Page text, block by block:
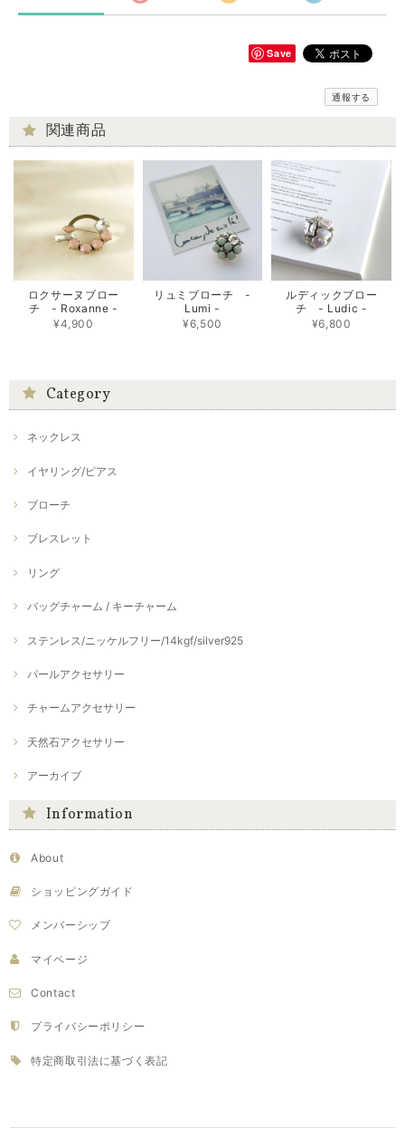
Save
通報する
関連商品
ロクサーヌブロー
チ - Roxanne -
¥4,900
リュミブローチ -
Lumi -
¥6,500
ルディックブロー
チ - Ludic -
¥6,800
Category
ネックレス
イヤリング/ピアス
ブローチ
ブレスレット
リング
バッグチャーム / キーチャーム
ステンレス/ニッケルフリー/14kgf/silver925
パールアクセサリー
チャームアクセサリー
天然石アクセサリー
アーカイブ
Information
About
ショッピングガイド
メンバーシップ
マイページ
Contact
プライバシーポリシー
特定商取引法に基づく表記